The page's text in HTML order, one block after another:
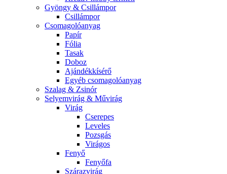
Gyöngy & Csillámpor
Csillámpor
Csomagolóanyag
Papír
Fólia
Tasak
Doboz
Ajándékkísérő
Egyéb csomagolóanyag
Szalag & Zsinór
Selyemvirág & Művirág
Virág
Cserepes
Leveles
Pozsgás
Virágos
Fenyő
Fenyőfa
Szárazvirág